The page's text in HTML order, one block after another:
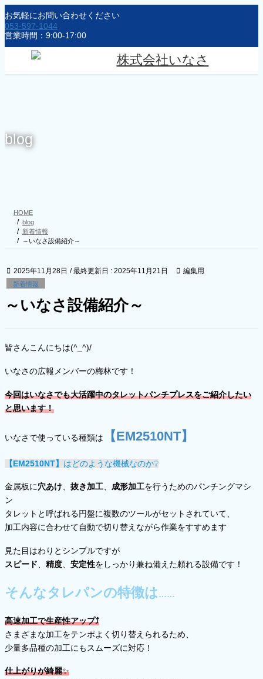
ン
テ
ン
移
ビ
ゲ
ー
ン
お気軽にお問い合わせください
053-597-1044
営業時間：9:00-17:00
blog
HOME
blog
新着情報
～いなさ設備紹介～
2025年11月28日 / 最終更新日 : 2025年11月21日 編集用
新着情報
～いなさ設備紹介～
皆さんこんにちは(^_^)/
いなさの広報メンバーの梅林です！
今回はいなさでも大活躍中のタレットパンチプレスをご紹介したい
と思います！
いなさで使っている種類は 【EM2510NT】
【EM2510NT】 はどのような機械なのか❔
金属板に穴あけ、 抜き加工、 成形加工を行うためのパンチングマシ
ン
タレットと呼ばれる円盤に複数のツールがセットされていて、
加工内容に合わせて自動で切り替えながら作業をすすめます
見た目はわりとシンプルですが
スピード
精度 安定性をしっかり兼ね備えた頼れる設備です！
そんなタレパンの特徴は……
高速加工で生産性アップ⤴
さまざまな加工をテンポよく切り替えられるため、
少量多品種の加工にもスムーズに対応！
仕上がりが綺麗✨